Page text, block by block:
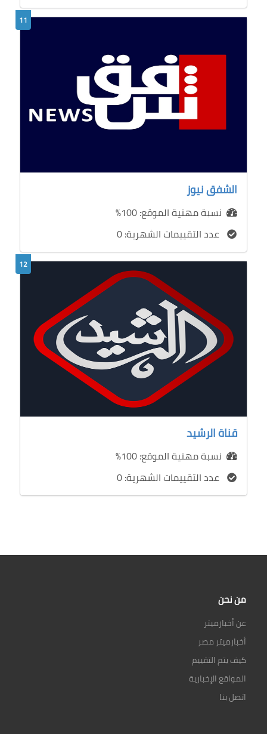
الشفق نيوز
نسبة مهنية الموقع: 100%
عدد التقييمات الشهرية: 0
11
قناة الرشيد
نسبة مهنية الموقع: 100%
عدد التقييمات الشهرية: 0
12
من نحن
عن أخبارميتر
أخبارميتر مصر
كيف يتم التقييم
المواقع الإخبارية
اتصل بنا